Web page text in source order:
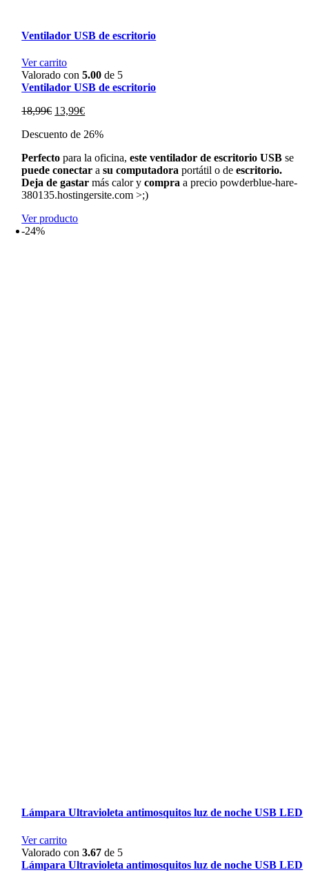
Ventilador USB de escritorio
Ver carrito
Valorado con5.00 de 5
Ventilador USB de escritorio
18,99€ El
original
18,99€.
13,99€El
actual
13,99€.
Descuento de 26%
Perfecto para la oficina,este ventilador de escritorio USB se
puede conectar asu computadora portátil o deescritorio.
Deja de gastar más calor ycompra a precio powderblue-hare-
380135.hostingersite.com >;)
Ver producto
-24%
Lámpara Ultravioleta antimosquitos luz de noche USB LED
Ver carrito
Valorado con3.67 de 5
Lámpara Ultravioleta antimosquitos luz de noche USB LED